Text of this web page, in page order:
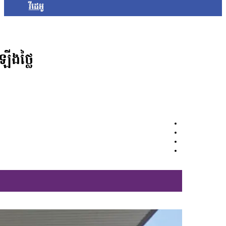
វីដេអូ
ងថ្លៃ